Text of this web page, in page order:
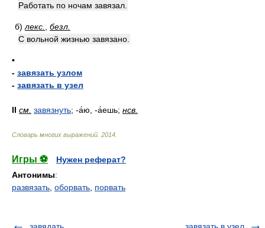
Работать по ночам завязал.
б) лекс.
безл.
С вольной жизнью завязано.
•
- завязать узлом
- завязать в узел
II см. завязнуть; -а́ю, -а́ешь; нсв.
Словарь многих выражений 2014
Игры ⚽
Нужен реферат?
Антонимы:
развязать оборвать порвать